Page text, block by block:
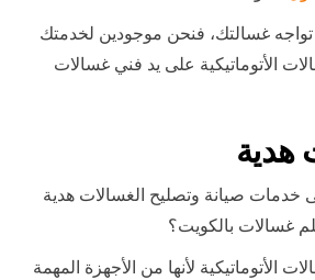
غسالتك، فنحن موجودين لخدمتك
الأتوماتيكية على يد فني غسالات
هدية
صيانة وتصليح الغسالات هدية
غسالات بالكويت؟
الأتوماتيكية لأنها من الأجهزة المهمة